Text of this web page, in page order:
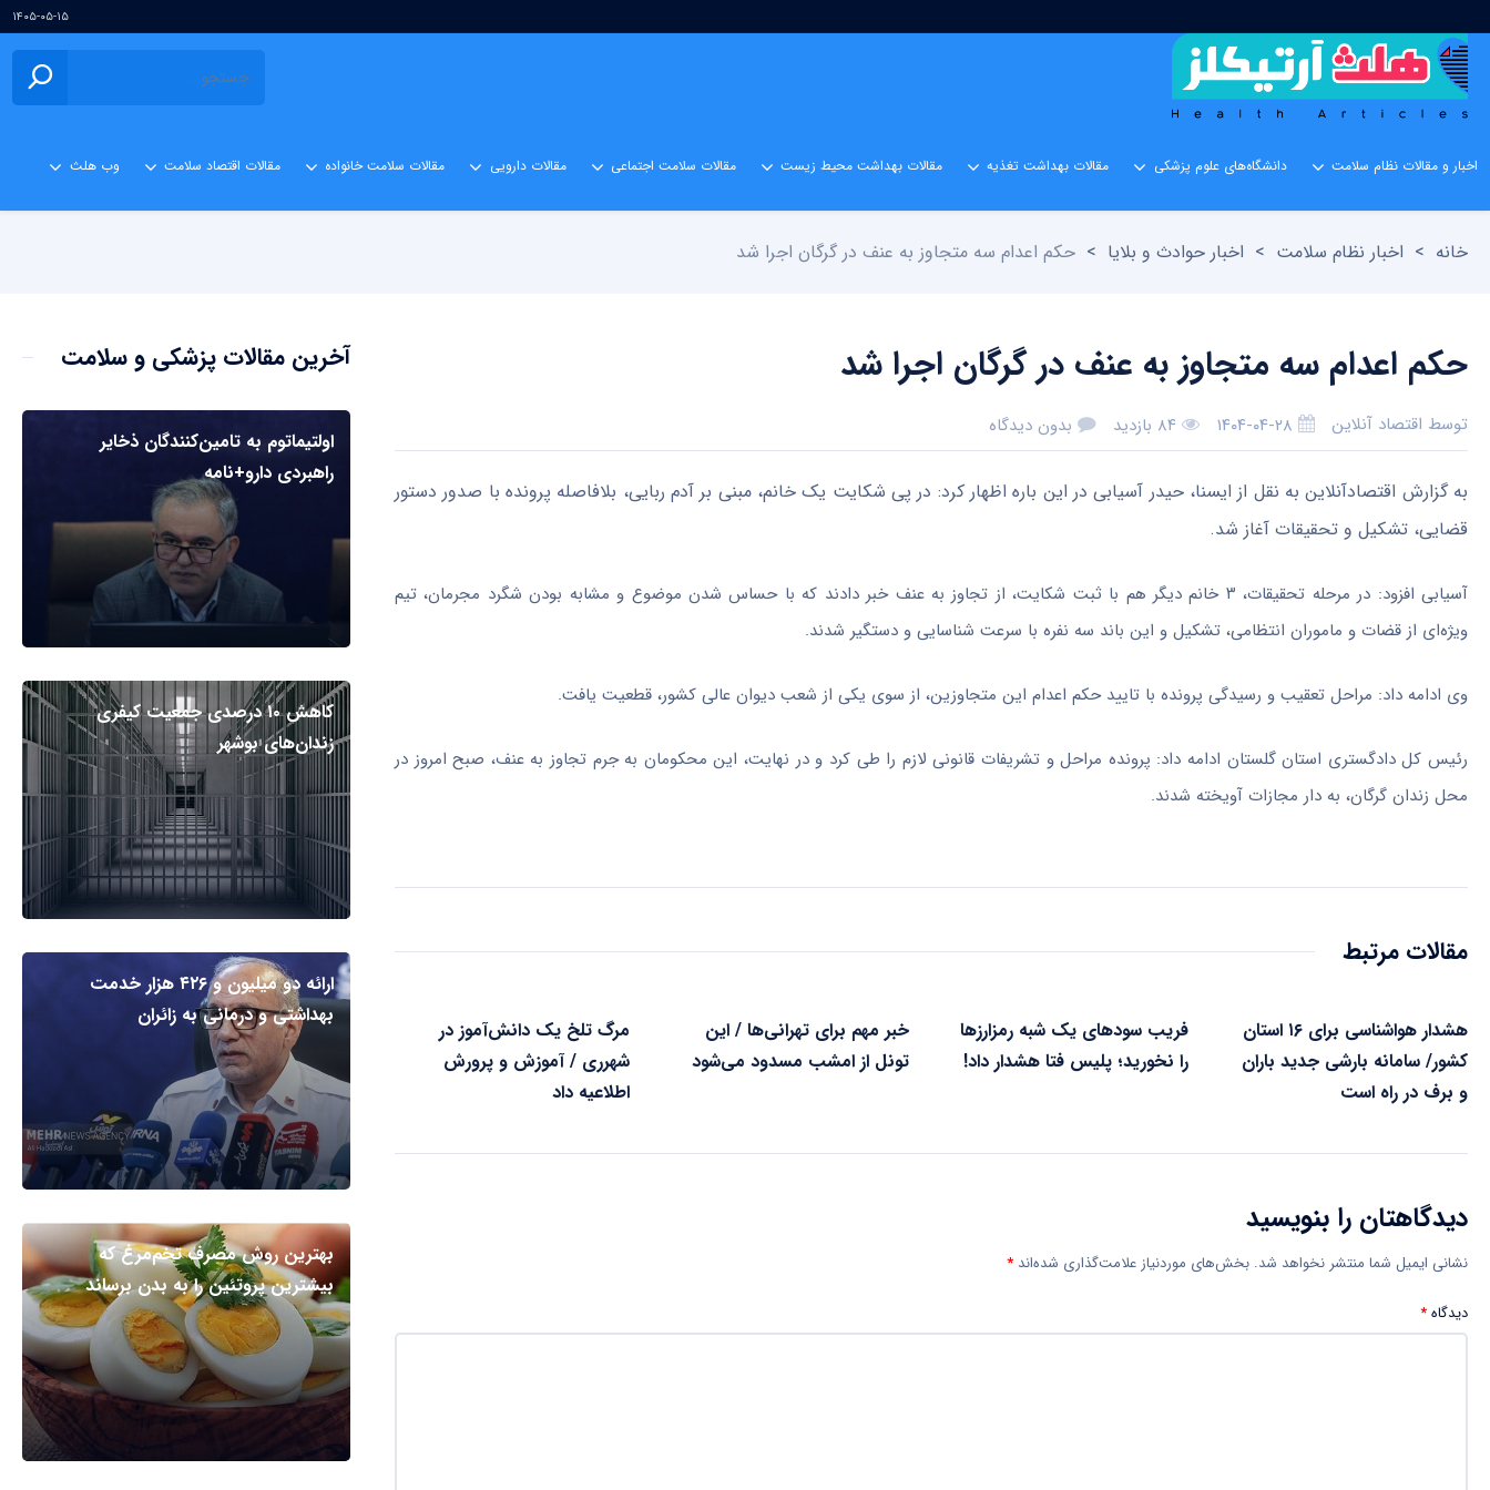
۱۴۰۵-۰۵-۱۵
اخبار و مقالات نظام سلامت دانشگاه‌های علوم پزشکی مقالات بهداشت تغذیه مقالات بهداشت محیط زیست مقالات سلامت اجتماعی مقالات دارویی مقالات سلامت خانواده مقالات اقتصاد سلامت وب هلث
خانه > اخبار نظام سلامت > اخبار حوادث و بلایا > حکم اعدام سه متجاوز به عنف در گرگان اجرا شد
حکم اعدام سه متجاوز به عنف در گرگان اجرا شد
توسط اقتصاد آنلاین ۱۴۰۴-۰۴-۲۸ ۸۴ بازدید بدون دیدگاه
به گزارش اقتصادآنلاین به نقل از ایسنا، حیدر آسیابی در این باره اظهار کرد: در پی شکایت یک خانم، مبنی بر آدم ربایی، بلافاصله پرونده با صدور دستور
قضایی، تشکیل و تحقیقات آغاز شد.
آسیابی افزود: در مرحله تحقیقات، ۳ خانم دیگر هم با ثبت شکایت، از تجاوز به عنف خبر دادند که با حساس شدن موضوع و مشابه بودن شگرد مجرمان، تیم
ویژه‌ای از قضات و ماموران انتظامی، تشکیل و این باند سه نفره با سرعت شناسایی و دستگیر شدند.
وی ادامه داد: مراحل تعقیب و رسیدگی پرونده با تایید حکم اعدام این متجاوزین، از سوی یکی از شعب دیوان عالی کشور، قطعیت یافت.
رئیس کل دادگستری استان گلستان ادامه داد: پرونده مراحل و تشریفات قانونی لازم را طی کرد و در نهایت، این محکومان به جرم تجاوز به عنف، صبح امروز در
محل زندان گرگان، به دار مجازات آویخته شدند.
مقالات مرتبط
هشدار هواشناسی برای ۱۶ استان
کشور/ سامانه بارشی جدید باران
و برف در راه است
فریب سودهای یک شبه رمزارزها
را نخورید؛ پلیس فتا هشدار داد!
خبر مهم برای تهرانی‌ها / این
تونل از امشب مسدود می‌شود
مرگ تلخ یک دانش‌آموز در
شهرری / آموزش و پرورش
اطلاعیه داد
دیدگاهتان را بنویسید
نشانی ایمیل شما منتشر نخواهد شد. بخش‌های موردنیاز علامت‌گذاری شده‌اند *
دیدگاه*
آخرین مقالات پزشکی و سلامت
اولتیماتوم به تامین‌کنندگان ذخایر
راهبردی دارو+نامه
کاهش ۱۰ درصدی جمعیت کیفری
زندان‌های بوشهر
ارائه دو میلیون و ۴۲۶ هزار خدمت
بهداشتی و درمانی به زائران
بهترین روش مصرف تخم‌مرغ که
بیشترین پروتئین را به بدن برساند